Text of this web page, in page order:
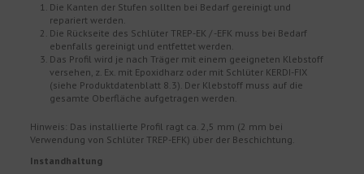
Die Kanten der Stufen sollten bei Bedarf gereinigt und
repariert werden.
Die Rückseite des Schlüter TREP-EK / -EFK muss bei Bedarf
ebenfalls gereinigt und entfettet werden.
Das Profil wird je nach Träger mit einem geeigneten Klebstoff
versehen, z. Ex. mit Epoxidharz oder mit Schlüter KERDI-FIX
(siehe Produktdatenblatt 8.3). Der Klebstoff muss auf die
gesamte Oberfläche aufgetragen werden.
Hinweis: Das installierte Profil ragt ca. 2,5 mm (2 mm bei
Verwendung von Schlüter TREP-EFK) über der Beschichtung.
Instandhaltung